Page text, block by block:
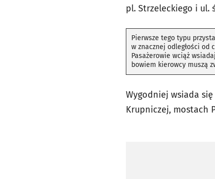
pl. Strzeleckiego i ul.
Pierwsze tego typu
w znacznej odległości
Pasażerowie wciąż
bowiem kierowcy muszą
Wygodniej wsiada
Krupniczej, mostach